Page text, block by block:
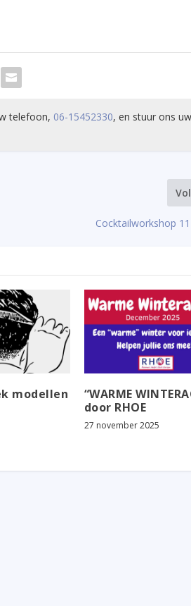
telefoon, 06-15452330, en stuur ons
Cocktailworkshop
modellen
“WARME
door RHOE
27 november 2025